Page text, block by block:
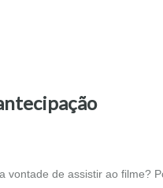
vontade de assistir ao filme?